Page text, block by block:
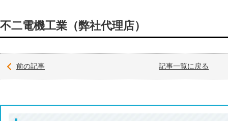
不二電機工業（弊社代理店）
前の記事 記事一覧に戻る